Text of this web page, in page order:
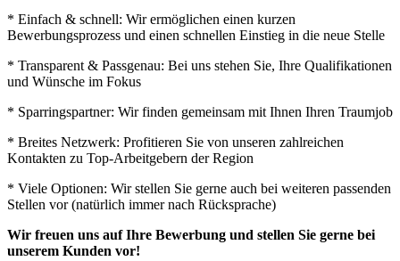
* Einfach & schnell: Wir ermöglichen einen kurzen
Bewerbungsprozess und einen schnellen Einstieg in die neue Stelle
* Transparent & Passgenau: Bei uns stehen Sie, Ihre Qualifikationen
und Wünsche im Fokus
* Sparringspartner: Wir finden gemeinsam mit Ihnen Ihren Traumjob
* Breites Netzwerk: Profitieren Sie von unseren zahlreichen
Kontakten zu Top-Arbeitgebern der Region
* Viele Optionen: Wir stellen Sie gerne auch bei weiteren passenden
Stellen vor (natürlich immer nach Rücksprache)
Wir freuen uns auf Ihre Bewerbung und stellen Sie gerne bei
unserem Kunden vor!